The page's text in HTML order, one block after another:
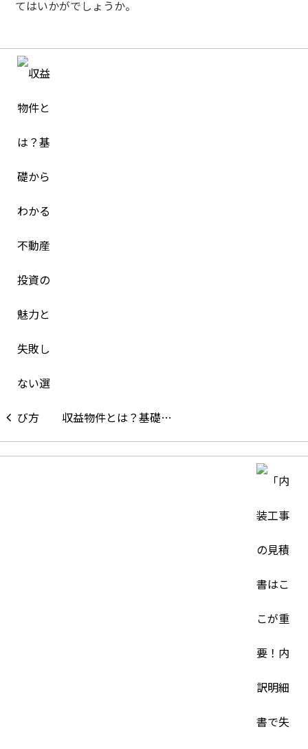
てはいかがでしょうか。
収益物件とは？基礎…